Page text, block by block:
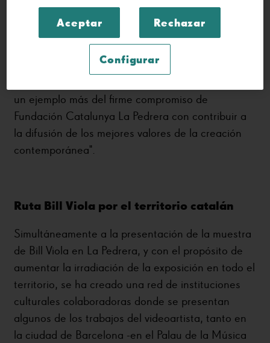
por la trayectoria del artista. Marta Lacambra,
directora general de la Fundación ha remarcado
que esta exposición es "la primera antológica que
un ejemplo más del firme compromiso de
Fundación Catalunya La Pedrera con contribuir a
la difusión de los mejores valores de la creación
contemporánea".
Ruta Bill Viola por el territorio catalán
Simultáneamente a la presentación de la muestra
de Bill Viola en La Pedrera, y con el propósito de
aumentar la irradiación de la exposición en todo el
territorio, se ha creado una red de instituciones
culturales colaboradoras donde se presentan
algunos de los trabajos del videoartista, tanto en
la ciudad de Barcelona -en el Palau de la Música
Configurar
Rechazar
Aceptar